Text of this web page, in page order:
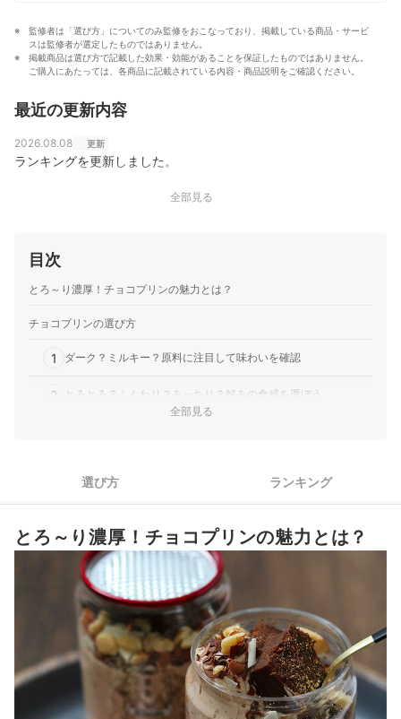
数は62万人以上。
里井真由美のプロフィール
監修者は「選び方」についてのみ監修をおこなっており、掲載している商品・サービ
スは監修者が選定したものではありません。
掲載商品は選び方で記載した効果・効能があることを保証したものではありません。
ご購入にあたっては、各商品に記載されている内容・商品説明をご確認ください。
最近の更新内容
2026.08.08 更新
ランキングを更新しました。
全部見る
目次
とろ～り濃厚！チョコプリンの魅力とは？
チョコプリンの選び方
1 ダーク？ミルキー？原料に注目して味わいを確認
2 とろとろ？ふんわり？みっちり？好みの食感を選ぼう
プレゼントとして選ぶなら、特別感・高級感を大切に
6 迷ったときは、人気ブランドのチョコプリンを選ぼう
食べるシーンに合わせて常温・冷蔵・冷凍をチョイス。日持ち
もしっかり確認しよう
チョコプリン全25商品おすすめ人気ランキング
ホームパーティにはトッピングを楽しもう！
チョコプリンの売れ筋ランキングもチェック！
全部見る
選び方 ランキング
とろ～り濃厚！チョコプリンの魅力とは？